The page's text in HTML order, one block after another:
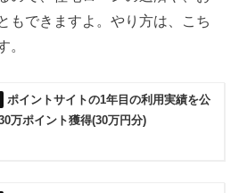
もできますよ。やり方は、こち
。
ポイントサイトの1年目の利用実績を公
万ポイント獲得(30万円分)